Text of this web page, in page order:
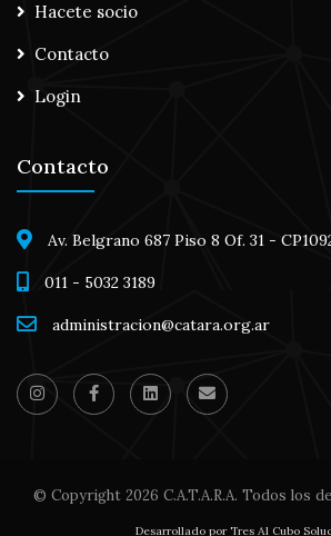
Hacete socio
Contacto
Login
Contacto
Av. Belgrano 687 Piso 8 Of. 31 -
011 - 5032 3189
administracion@catara.org.ar
© Copyright 2026 C.A.T.A.R.A. Todos los
Desarrollado por Tres Al Cubo